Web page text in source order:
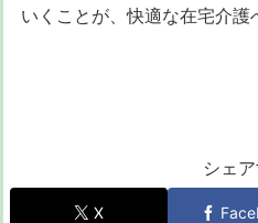
いくことが、快適な在宅介護
シェ
X